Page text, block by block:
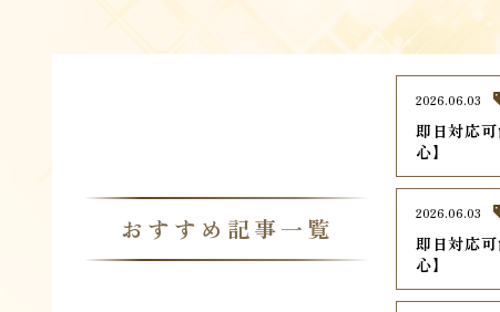
おすすめ記事一覧
即日対応
心】
2026.06.03
即日対応
心】
2026.06.03